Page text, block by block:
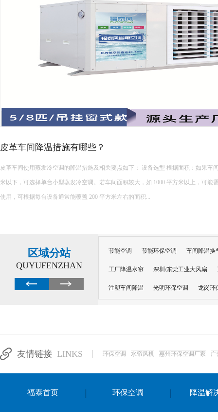
皮革车间降温措施有哪些？
皮革车间使用蒸发冷空调的降温措施及相关要点如下： 设备选型 根据面积：如果车间面积较小，如 200 平方
米以下，可选择单台小型蒸发冷空调。若车间面积较大，如 1000 平方米以上，可能
使用，可根据每台设备通常能覆盖 200 平方米左右的面积...
区域分站
QUYUFENZHAN
节能空调 节能环保空调 车间降温换
工厂降温水帘 深圳/东莞工业大风扇
注塑车间降温 光明环保空调 龙岗环
达州工业省电安装
友情链接 LINKS 环保空调 水帘风机 惠州环保空调厂家 广
福泰首页 环保空调 降温解